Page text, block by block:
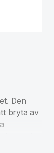
Den
bryta av
i